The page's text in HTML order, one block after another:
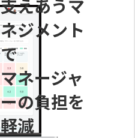
支えあうマ
ネジメント
で
マネージャ
ーの負担を
軽減